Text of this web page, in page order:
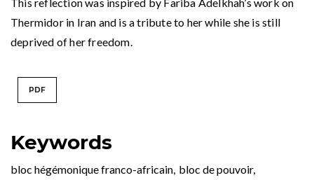
Keywords
bloc hégémonique franco-africain bloc de pouvoir,
Thermidor in Iran and is a tribute to her while she is still
deprived of her freedom.
PDF